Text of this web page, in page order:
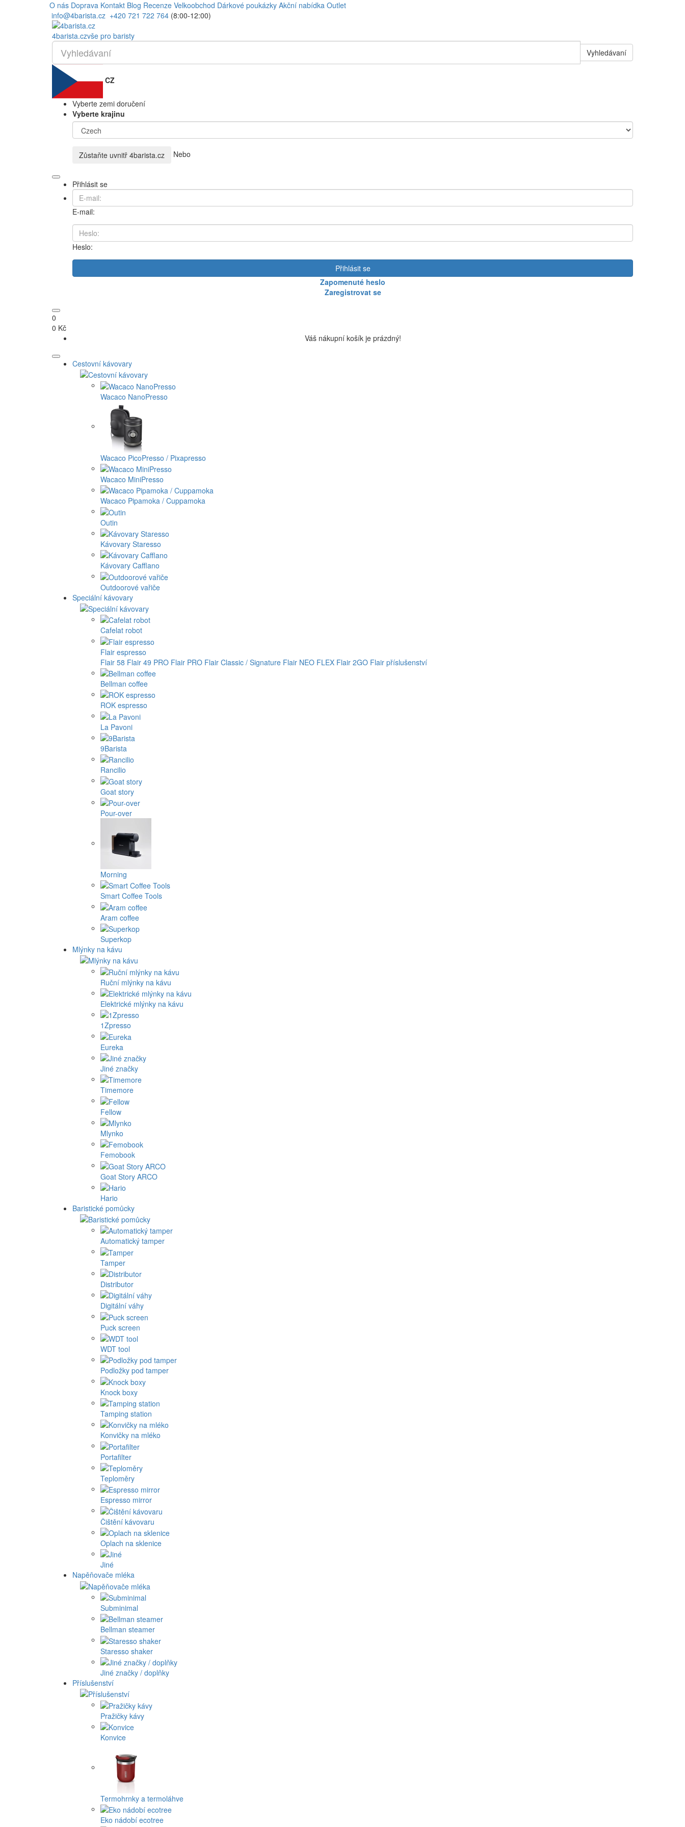
O nás Doprava Kontakt Blog Recenze Velkoobchod Dárkové poukázky Akční nabídka Outlet
info@4barista.cz +420 721 722 764 (8:00-12:00)
4barista.czvše pro baristy
Vyhledávaní
CZ
Vyberte zemi doručení
Vyberte krajinu
Zůstaňte uvnitř 4barista.cz Nebo
Přihlásit se
E-mail:
Heslo:
Přihlásit se
Zapomenuté heslo
Zaregistrovat se
0
0 Kč
Váš nákupní košík je prázdný!
Cestovní kávovary
Wacaco NanoPresso
Wacaco PicoPresso / Pixapresso
Wacaco MiniPresso
Wacaco Pipamoka / Cuppamoka
Outin
Kávovary Staresso
Kávovary Cafflano
Outdoorové vařiče
Speciální kávovary
Cafelat robot
Flair espresso
Flair 58 Flair 49 PRO Flair PRO Flair Classic / Signature Flair NEO FLEX Flair 2GO Flair příslušenství
Bellman coffee
ROK espresso
La Pavoni
9Barista
Rancilio
Goat story
Pour-over
Morning
Smart Coffee Tools
Aram coffee
Superkop
Mlýnky na kávu
Ruční mlýnky na kávu
Elektrické mlýnky na kávu
1Zpresso
Eureka
Jiné značky
Timemore
Fellow
Mlynko
Femobook
Goat Story ARCO
Hario
Baristické pomůcky
Automatický tamper
Tamper
Distributor
Digitální váhy
Puck screen
WDT tool
Podložky pod tamper
Knock boxy
Tamping station
Konvičky na mléko
Portafilter
Teploměry
Espresso mirror
Čištění kávovaru
Oplach na sklenice
Jiné
Napěňovače mléka
Subminimal
Bellman steamer
Staresso shaker
Jiné značky / doplňky
Příslušenství
Pražičky kávy
Konvice
Termohrnky a termoláhve
Eko nádobí ecotree